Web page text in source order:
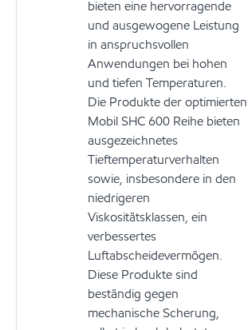
bieten eine hervorragende
und ausgewogene Leistung
in anspruchsvollen
Anwendungen bei hohen
und tiefen Temperaturen.
Die Produkte der optimierten
Mobil SHC 600 Reihe bieten
ausgezeichnetes
Tieftemperaturverhalten
sowie, insbesondere in den
niedrigeren
Viskositätsklassen, ein
verbessertes
Luftabscheidevermögen.
Diese Produkte sind
beständig gegen
mechanische Scherung,